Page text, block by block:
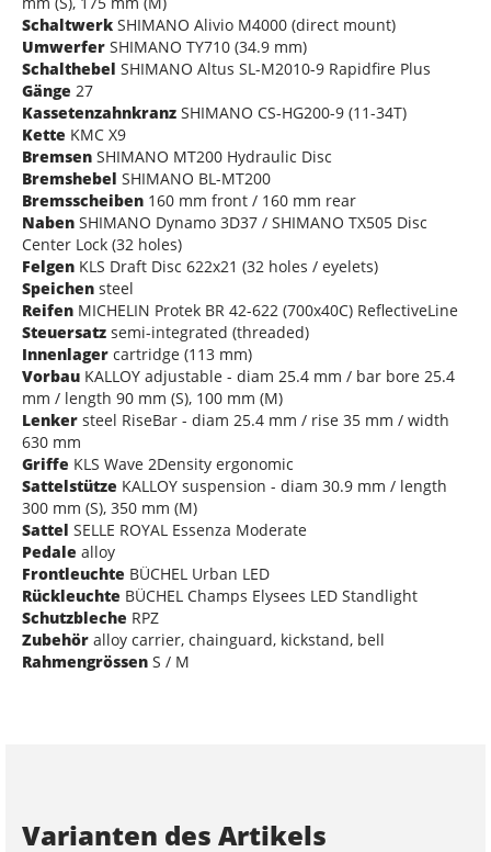
Schaltwerk SHIMANO Alivio M4000 (direct mount)
Umwerfer SHIMANO TY710 (34.9 mm)
Schalthebel SHIMANO Altus SL-M2010-9 Rapidfire Plus
Gänge 27
Kassetenzahnkranz SHIMANO CS-HG200-9 (11-34T)
Kette KMC X9
Bremsen SHIMANO MT200 Hydraulic Disc
Bremshebel SHIMANO BL-MT200
Bremsscheiben 160 mm front / 160 mm rear
Naben SHIMANO Dynamo 3D37 / SHIMANO TX505 Disc
Center Lock (32 holes)
Felgen KLS Draft Disc 622x21 (32 holes / eyelets)
Speichen steel
Reifen MICHELIN Protek BR 42-622 (700x40C) ReflectiveLine
Steuersatz semi-integrated (threaded)
Innenlager cartridge (113 mm)
Vorbau KALLOY adjustable - diam 25.4 mm / bar bore 25.4
mm / length 90 mm (S), 100 mm (M)
Lenker steel RiseBar - diam 25.4 mm / rise 35 mm / width
630 mm
Griffe KLS Wave 2Density ergonomic
Sattelstütze KALLOY suspension - diam 30.9 mm / length
300 mm (S), 350 mm (M)
Sattel SELLE ROYAL Essenza Moderate
Pedale alloy
Frontleuchte BÜCHEL Urban LED
Rückleuchte BÜCHEL Champs Elysees LED Standlight
Schutzbleche RPZ
Zubehör alloy carrier, chainguard, kickstand, bell
Rahmengrössen S / M
Varianten des Artikels